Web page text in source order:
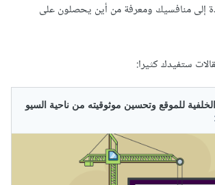
إلى منافسيك ومعرفة من أين يحصلون على
ستفيدك كثيرا: